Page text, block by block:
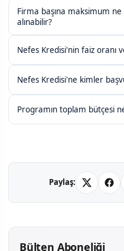
Firma başına maksimum
alınabilir?
Nefes Kredisi'nin faiz oranı
Nefes Kredisi'ne kimler
Programın toplam bütçesi
Paylaş:
Bülten Aboneliği